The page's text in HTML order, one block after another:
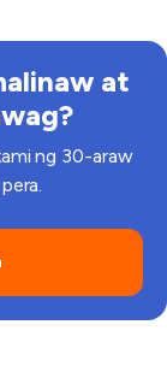
at
ng 30-araw